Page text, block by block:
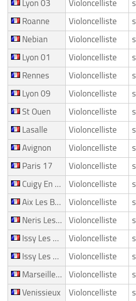
Roanne Violoncelliste
Nebian Violoncelliste
Lyon 01 Violoncelliste
Rennes Violoncelliste
Lyon 09 Violoncelliste
St Ouen Violoncelliste
Lasalle Violoncelliste
Avignon Violoncelliste
Paris 17 Violoncelliste
Cuigy En Bray Violoncelliste
Aix Les Bains Violoncelliste
Neris Les Bains Violoncelliste
Issy Les Moulineaux Violoncelliste
Issy Les Moulineaux Violoncelliste
Marseille 07 Violoncelliste
Venissieux Violoncelliste